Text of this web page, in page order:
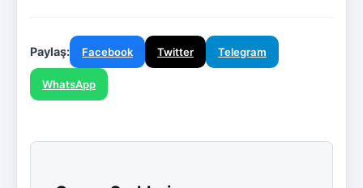
Paylaş: Facebook Twitter Telegram
WhatsApp